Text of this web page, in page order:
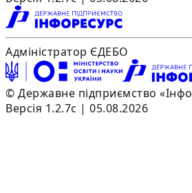
Адміністратор ЄДЕБО
© Державне підприємство
Версія 1.2.7c | 05.08.2026